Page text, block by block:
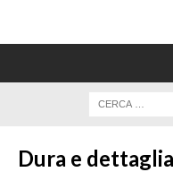
Dura e